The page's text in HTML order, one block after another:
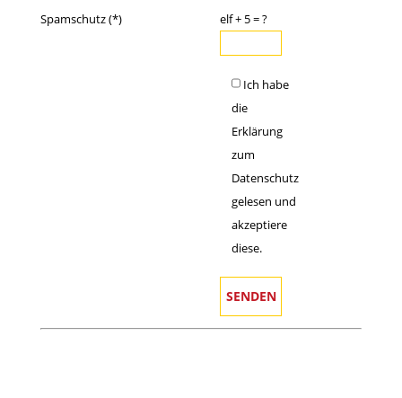
Spamschutz (*) elf + 5 = ?
Ich habe
die
Erklärung
zum
Datenschutz
gelesen und
akzeptiere
diese.